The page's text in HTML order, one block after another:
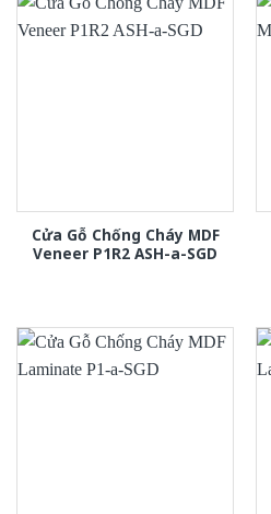
Cửa Gỗ Chống Cháy MDF
Veneer P1R2 ASH-a-SGD